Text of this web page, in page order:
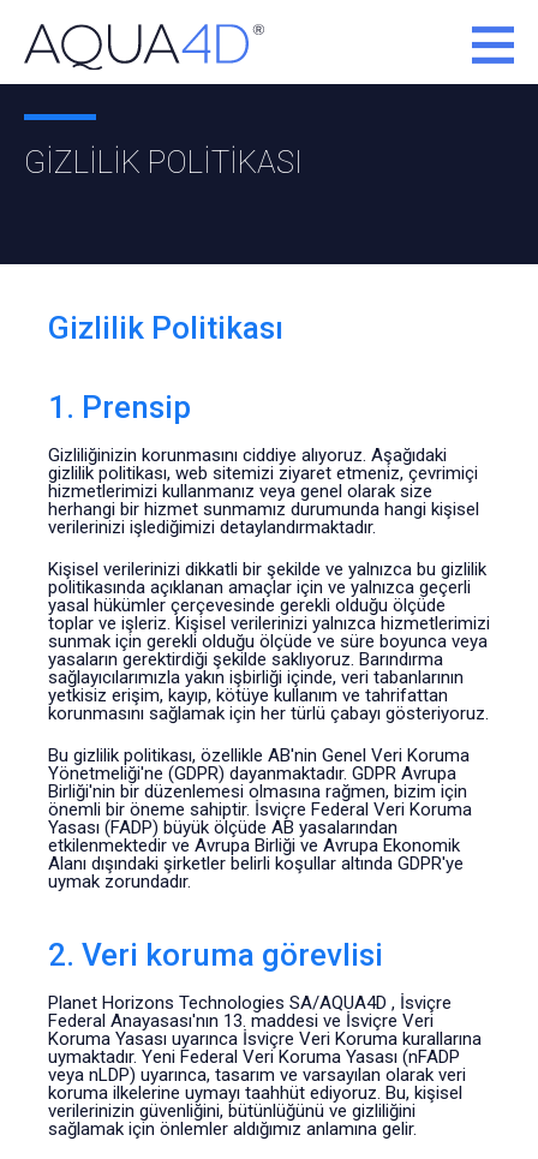
GIZLILIK POLITIKASI
Gizlilik Politikası
1. Prensip
Gizliliğinizin korunmasını ciddiye alıyoruz. Aşağıdaki
gizlilik politikası, web sitemizi ziyaret etmeniz, çevrimiçi
hizmetlerimizi kullanmanız veya genel olarak size
herhangi bir hizmet sunmamız durumunda hangi kişisel
verilerinizi işlediğimizi detaylandırmaktadır.
Kişisel verilerinizi dikkatli bir şekilde ve yalnızca bu gizlilik
politikasında açıklanan amaçlar için ve yalnızca geçerli
yasal hükümler çerçevesinde gerekli olduğu ölçüde
toplar ve işleriz. Kişisel verilerinizi yalnızca hizmetlerimizi
sunmak için gerekli olduğu ölçüde ve süre boyunca veya
yasaların gerektirdiği şekilde saklıyoruz. Barındırma
sağlayıcılarımızla yakın işbirliği içinde, veri tabanlarının
yetkisiz erişim, kayıp, kötüye kullanım ve tahrifattan
korunmasını sağlamak için her türlü çabayı gösteriyoruz.
Bu gizlilik politikası, özellikle AB'nin Genel Veri Koruma
Yönetmeliği'ne (GDPR) dayanmaktadır. GDPR Avrupa
Birliği'nin bir düzenlemesi olmasına rağmen, bizim için
önemli bir öneme sahiptir. İsviçre Federal Veri Koruma
Yasası (FADP) büyük ölçüde AB yasalarından
etkilenmektedir ve Avrupa Birliği ve Avrupa Ekonomik
Alanı dışındaki şirketler belirli koşullar altında GDPR'ye
uymak zorundadır.
2. Veri koruma görevlisi
Planet Horizons Technologies SA/AQUA4D , İsviçre
Federal Anayasası'nın 13. maddesi ve İsviçre Veri
Koruma Yasası uyarınca İsviçre Veri Koruma kurallarına
uymaktadır. Yeni Federal Veri Koruma Yasası (nFADP
veya nLDP) uyarınca, tasarım ve varsayılan olarak veri
koruma ilkelerine uymayı taahhüt ediyoruz. Bu, kişisel
verilerinizin güvenliğini, bütünlüğünü ve gizliliğini
sağlamak için önlemler aldığımız anlamına gelir.